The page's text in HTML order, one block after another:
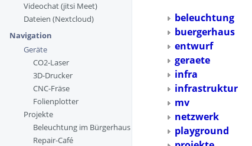
Videochat (jitsi Meet)
Dateien (Nextcloud)
Navigation
Geräte
CO2-Laser
3D-Drucker
CNC-Fräse
Folienplotter
Projekte
Beleuchtung im Bürgerhaus
Repair-Café
beleuchtung
buergerhaus
entwurf
geraete
infra
infrastruktur
mv
netzwerk
playground